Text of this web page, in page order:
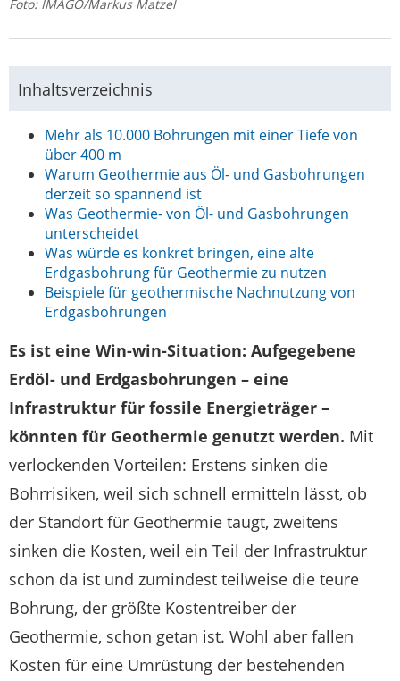
Foto: IMAGO/Markus Matzel
Inhaltsverzeichnis
Mehr als 10.000 Bohrungen mit einer Tiefe von
über 400 m
Warum Geothermie aus Öl- und Gasbohrungen
derzeit so spannend ist
Was Geothermie- von Öl- und Gasbohrungen
unterscheidet
Was würde es konkret bringen, eine alte
Erdgasbohrung für Geothermie zu nutzen
Beispiele für geothermische Nachnutzung von
Erdgasbohrungen
Es ist eine Win-win-Situation: Aufgegebene
Erdöl- und Erdgasbohrungen – eine
Infrastruktur für fossile Energieträger –
könnten für Geothermie genutzt werden. Mit
verlockenden Vorteilen: Erstens sinken die
Bohrrisiken, weil sich schnell ermitteln lässt, ob
der Standort für Geothermie taugt, zweitens
sinken die Kosten, weil ein Teil der Infrastruktur
schon da ist und zumindest teilweise die teure
Bohrung, der größte Kostentreiber der
Geothermie, schon getan ist. Wohl aber fallen
Kosten für eine Umrüstung der bestehenden